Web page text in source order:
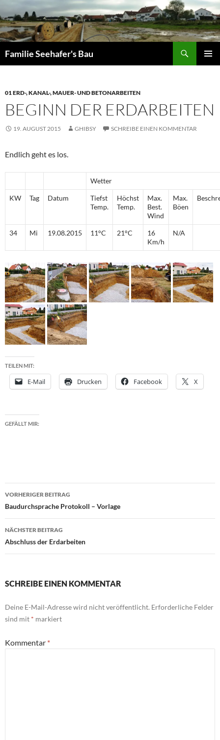
Inhalt
springen
Familie Seehafer's Bau
01 ERD-, KANAL-, MAUER- UND BETONARBEITEN
BEGINN DER ERDARBEITEN
19. AUGUST 2015 GHIBSY SCHREIBE EINEN KOMMENTAR
Endlich geht es los.
Wetter
KW Tag Datum
Tiefst
Temp.
Höchst
Temp.
Max.
Best.
Wind
Max.
Böen
34 Mi 19.08.2015 11°C 21°C
16
Km/h
N/A
TEILEN MIT:
E-Mail Drucken Facebook X
GEFÄLLT MIR:
Beitragsnavigation
VORHERIGER BEITRAG
Baudurchsprache Protokoll – Vorlage
NÄCHSTER BEITRAG
Abschluss der Erdarbeiten
SCHREIBE EINEN KOMMENTAR
Deine E-Mail-Adresse wird nicht veröffentlicht. Erforderliche Felder
sind mit * markiert
Kommentar *